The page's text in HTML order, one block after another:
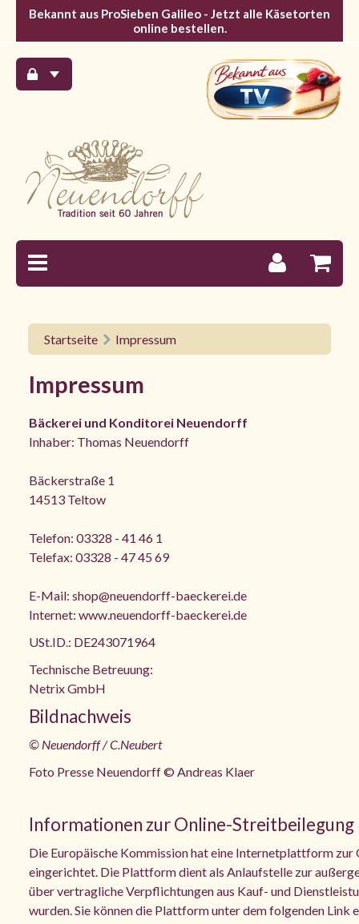
Bekannt aus ProSieben Galileo - Jetzt alle Käsetorten
online bestellen.
Startseite Impressum
Impressum
Bäckerei und Konditorei Neuendorff
Inhaber: Thomas Neuendorff
Bäckerstraße 1
14513 Teltow
Telefon: 03328 - 41 46 1
Telefax: 03328 - 47 45 69
E-Mail: shop@neuendorff-baeckerei.de
Internet: www.neuendorff-baeckerei.de
USt.ID.: DE243071964
Technische Betreuung:
Netrix GmbH
Bildnachweis
© Neuendorff / C.Neubert
Foto Presse Neuendorff © Andreas Klaer
Informationen zur Online-Streitbeilegung
Die Europäische Kommission hat eine Internetplattform
eingerichtet. Die Plattform dient als Anlaufstelle zur
über vertragliche Verpflichtungen aus Kauf- und
wurden. Sie können die Plattform unter dem folgenden Link